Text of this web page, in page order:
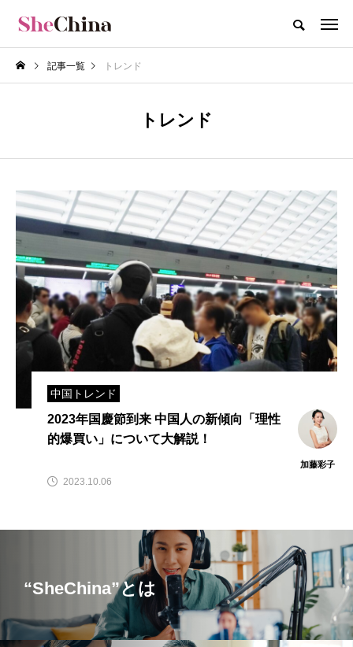
記事一覧 トレンド
トレンド
中国トレンド
2023年国慶節到来 中国人の新傾向「理性
的爆買い」について大解説！
加藤彩子
2023.10.06
“SheChina”とは